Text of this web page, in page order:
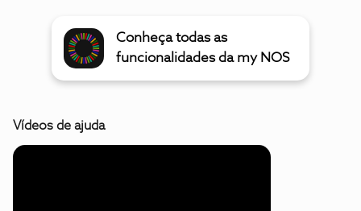
Conheça todas as
funcionalidades da my NOS
Vídeos de ajuda